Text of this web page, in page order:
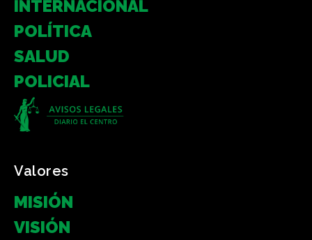
INTERNACIONAL
POLÍTICA
SALUD
POLICIAL
Valores
MISIÓN
VISIÓN